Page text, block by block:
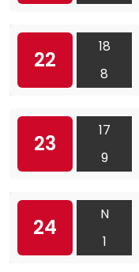
22
18
8
23
17
9
24
N
1